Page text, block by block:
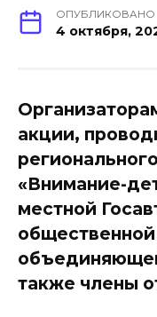
ОПУБЛИКОВАНО
4 октября,
акции,
«Внимание-
местной
также члены